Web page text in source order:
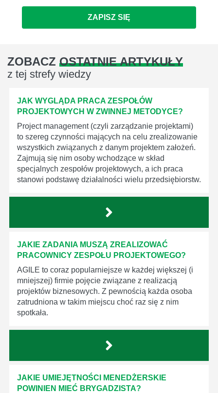
ZAPISZ SIĘ
ZOBACZ OSTATNIE ARTYKUŁY
z tej strefy wiedzy
JAK WYGLĄDA PRACA ZESPOŁÓW
PROJEKTOWYCH W ZWINNEJ METODYCE?
Project management (czyli zarządzanie projektami)
to szereg czynności mających na celu zrealizowanie
wszystkich związanych z danym projektem założeń.
Zajmują się nim osoby wchodzące w skład
specjalnych zespołów projektowych, a ich praca
stanowi podstawę działalności wielu przedsiębiorstw.
JAKIE ZADANIA MUSZĄ ZREALIZOWAĆ
PRACOWNICY ZESPOŁU PROJEKTOWEGO?
AGILE to coraz popularniejsze w każdej większej (i
mniejszej) firmie pojęcie związane z realizacją
projektów biznesowych. Z pewnością każda osoba
zatrudniona w takim miejscu choć raz się z nim
spotkała.
JAKIE UMIEJĘTNOŚCI MENEDŻERSKIE
POWINIEN MIEĆ BRYGADZISTA?